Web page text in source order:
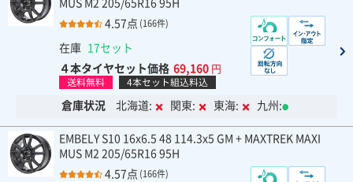
4.57点 (166件)
在庫 17セット
４本タイヤセット価格 69,160 円
送料無料 4本セット組込料込
倉庫状況 北海道: 関東: 東海: 九州:
EMBELY S10 16x6.5 48 114.3x5 GM + MAXTREK MAXI
MUS M2 205/65R16 95H
4.57点 (166件)